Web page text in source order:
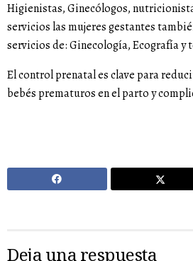
Higienistas, Ginecólogos,
servicios las mujeres gestantes
servicios de: Ginecología, Ecografía
El control prenatal es clave para
bebés prematuros en el parto y